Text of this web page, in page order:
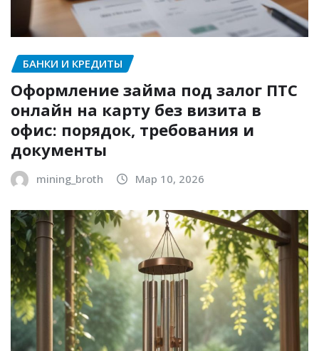
БАНКИ И КРЕДИТЫ
Оформление займа под залог ПТС
онлайн на карту без визита в
офис: порядок, требования и
документы
mining_broth Мар 10, 2026